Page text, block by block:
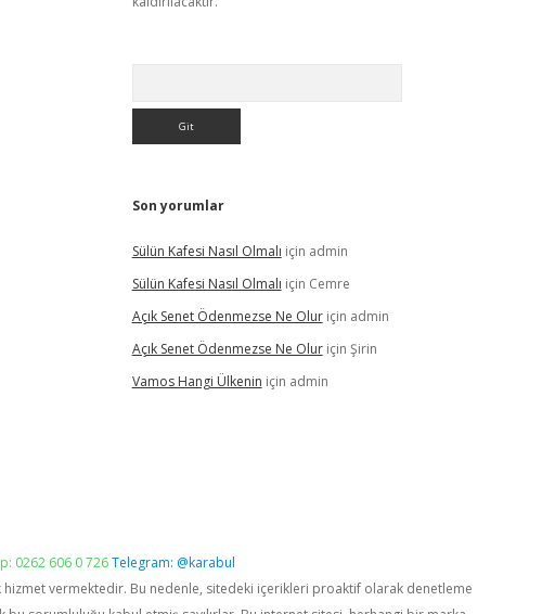
Son yorumlar
Sülün Kafesi Nasıl Olmalı için admin
Sülün Kafesi Nasıl Olmalı için Cemre
Açık Senet Ödenmezse Ne Oluriçin admin
Açık Senet Ödenmezse Ne Oluriçin Şirin
Vamos Hangi Ülkenin için admin
0262 606 0 726Telegram: @karabul
hizmet vermektedir. Bu nedenle, sitedeki içerikleri proaktif olarak denetleme